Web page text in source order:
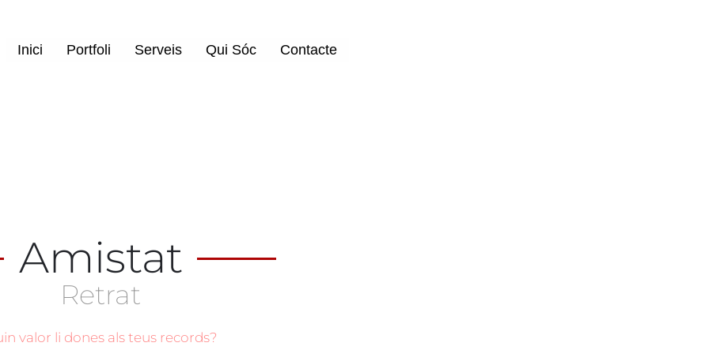
Inici Portfoli Serveis Qui Sóc Contacte
Amistat
Retrat
valor li dones als teus records?